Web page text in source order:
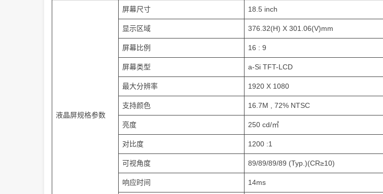
液晶屏规格参数
屏幕尺寸 18.5 inch
显示区域 376.32(H) X 301.06(V)mm
屏幕比例 16 : 9
屏幕类型 a-Si TFT-LCD
最大分辨率 1920 X 1080
支持颜色 16.7M , 72% NTSC
亮度 250 cd/㎡
对比度 1200 :1
可视角度 89/89/89/89 (Typ.)(CR≥10)
响应时间 14ms